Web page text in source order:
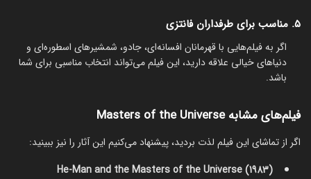
۵. مناسب برای طرفداران فانتزی
اگر به فیلم‌هایی با قهرمانان افسانه‌ای، جادو، شمشیرهای اسطوره‌ای و
دنیاهای خیالی علاقه دارید، این فیلم می‌تواند انتخاب مناسبی برای شما
باشد.
فیلم‌های مشابه Masters of the Universe
اگر از تماشای این فیلم لذت بردید، پیشنهاد می‌کنیم این آثار را نیز ببینید:
He-Man and the Masters of the Universe (1983)